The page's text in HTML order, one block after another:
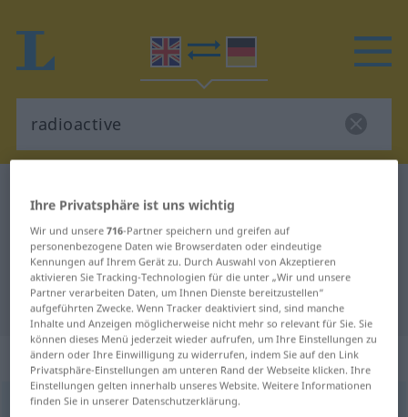
Englisch-Deutsch Übersetzung für
"radioactive"
"radioactive" Deutsch Übersetzung
„radioactive“
radioactive, radio-activeadj
Ihre Privatsphäre ist uns wichtig
Wir und unsere716-Partner speichern und greifen auf
personenbezogene Daten wie Browserdaten oder eindeutige
Kennungen auf Ihrem Gerät zu. Durch Auswahl von Akzeptieren
aktivieren Sie Tracking-Technologien für die unter „Wir und unsere
Partner verarbeiten Daten, um Ihnen Dienste bereitzustellen“
aufgeführten Zwecke. Wenn Tracker deaktiviert sind, sind manche
Inhalte und Anzeigen möglicherweise nicht mehr so relevant für Sie. Sie
können dieses Menü jederzeit wieder aufrufen, um Ihre Einstellungen zu
ändern oder Ihre Einwilligung zu widerrufen, indem Sie auf den Link
Privatsphäre-Einstellungen am unteren Rand der Webseite klicken. Ihre
Einstellungen gelten innerhalb unseres Website. Weitere Informationen
finden Sie in unserer Datenschutzerklärung.